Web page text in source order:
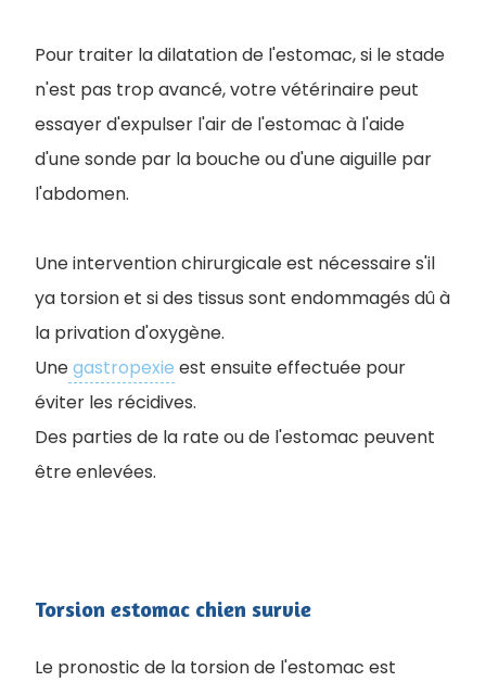
Pour traiter la dilatation de l'estomac, si le stade
n'est pas trop avancé, votre vétérinaire peut
essayer d'expulser l'air de l'estomac à l'aide
d'une sonde par la bouche ou d'une aiguille par
l'abdomen.
Une intervention chirurgicale est nécessaire s'il
ya torsion et si des tissus sont endommagés dû à
la privation d'oxygène.
Unegastropexie est ensuite effectuée pour
éviter les récidives.
Des parties de la rate ou de l'estomac peuvent
être enlevées.
Torsion estomac chien survie
Le pronostic de la torsion de l'estomac est